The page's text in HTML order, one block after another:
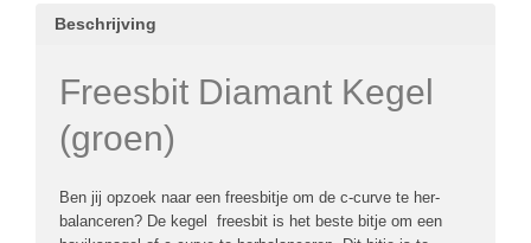
Beschrijving
Freesbit Diamant Kegel
(groen)
Ben jij opzoek naar een freesbitje om de c-curve te her-
balanceren? De kegel freesbit is het beste bitje om een